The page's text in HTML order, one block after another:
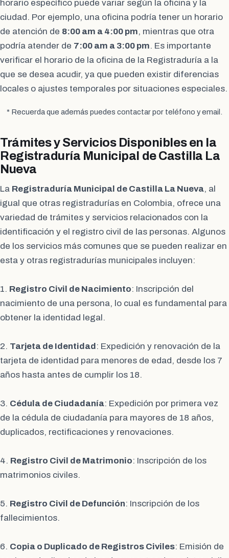
horario específico puede variar según la oficina y la
ciudad. Por ejemplo, una oficina podría tener un horario
de atención de 8:00 am a 4:00 pm, mientras que otra
podría atender de 7:00 am a 3:00 pm. Es importante
verificar el horario de la oficina de la Registraduría a la
que se desea acudir, ya que pueden existir diferencias
locales o ajustes temporales por situaciones especiales.
* Recuerda que además puedes contactar por teléfono y email.
Trámites y Servicios Disponibles en la
Registraduría Municipal de Castilla La
Nueva
La Registraduría Municipal de Castilla La Nueva, al
igual que otras registradurías en Colombia, ofrece una
variedad de trámites y servicios relacionados con la
identificación y el registro civil de las personas. Algunos
de los servicios más comunes que se pueden realizar en
esta y otras registradurías municipales incluyen:
1. Registro Civil de Nacimiento: Inscripción del
nacimiento de una persona, lo cual es fundamental para
obtener la identidad legal.
2. Tarjeta de Identidad : Expedición y renovación de la
tarjeta de identidad para menores de edad, desde los 7
años hasta antes de cumplir los 18.
3. Cédula de Ciudadanía: Expedición por primera vez
de la cédula de ciudadanía para mayores de 18 años,
duplicados, rectificaciones y renovaciones.
4. Registro Civil de Matrimonio: Inscripción de los
matrimonios civiles.
5. Registro Civil de Defunción: Inscripción de los
fallecimientos.
6. Copia o Duplicado de Registros Civiles: Emisión de